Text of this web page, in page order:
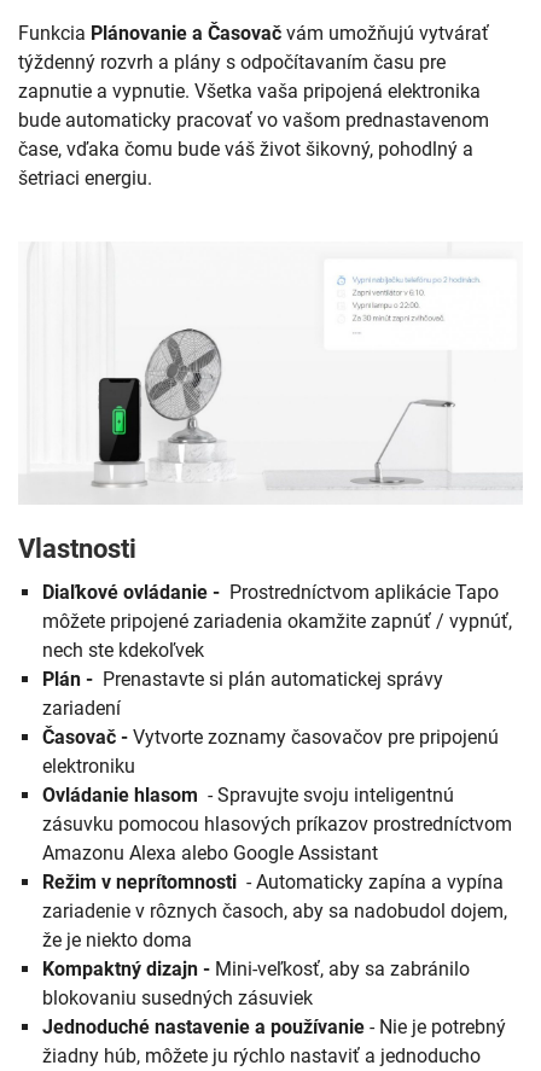
Funkcia Plánovanie a Časovač vám umožňujú vytvárať
týždenný rozvrh a plány s odpočítavaním času pre
zapnutie a vypnutie. Všetka vaša pripojená elektronika
bude automaticky pracovať vo vašom prednastavenom
čase, vďaka čomu bude váš život šikovný, pohodlný a
šetriaci energiu.
Vlastnosti
Diaľkové ovládanie - Prostredníctvom aplikácie Tapo
môžete pripojené zariadenia okamžite zapnúť / vypnúť,
nech ste kdekoľvek
Plán - Prenastavte si plán automatickej správy
zariadení
Časovač - Vytvorte zoznamy časovačov pre pripojenú
elektroniku
Ovládanie hlasom - Spravujte svoju inteligentnú
zásuvku pomocou hlasových príkazov prostredníctvom
Amazonu Alexa alebo Google Assistant
Režim v neprítomnosti - Automaticky zapína a vypína
zariadenie v rôznych časoch, aby sa nadobudol dojem,
že je niekto doma
Kompaktný dizajn - Mini-veľkosť, aby sa zabránilo
blokovaniu susedných zásuviek
Jednoduché nastavenie a používanie - Nie je potrebný
žiadny húb, môžete ju rýchlo nastaviť a jednoducho